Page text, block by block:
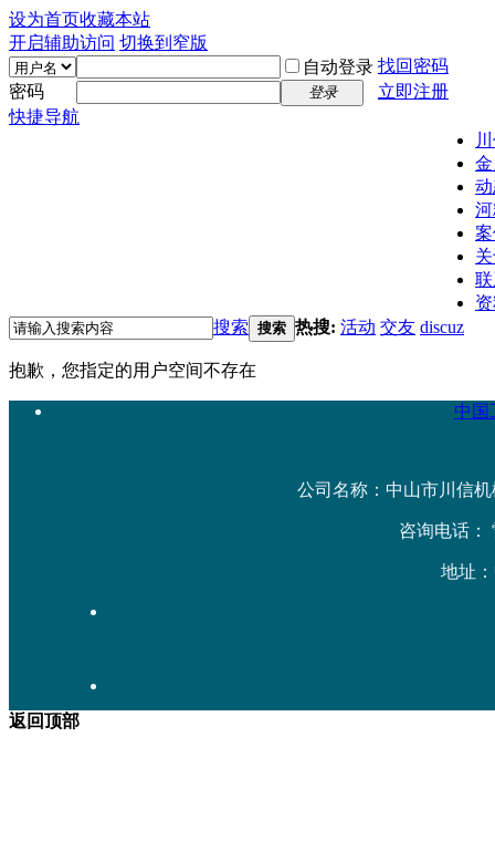
设为首页收藏本站
开启辅助访问 切换到窄版
自动登录 找回密码
密码
登录
立即注册
快捷导航
搜索 搜索 热搜: 活动 交友 discuz
抱歉，您指定的用户空间不存在
中国
公司名称：中山市川信机
咨询电话：
地址
返回顶部